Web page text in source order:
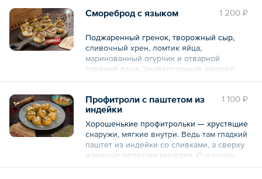
8 шт. по 30 г.
Общий вес – 240 г
1 200 ₽
Смореброд с языком
Поджаренный гренок, творожный сыр,
сливочный хрен, ломтик яйца,
маринованный огурчик и отварной
говяжий язык. Универсальная закуска!
Общий вес – 330 г
1 100 ₽
Профитроли с паштетом из
индейки
Хорошенькие профитрольки — хрустящие
снаружи, мягкие внутри. Ведь там гладкий
паштет из индейки со сливками, а сверху
жареные лепестки миндаля. О-о-очень
вкусно:)